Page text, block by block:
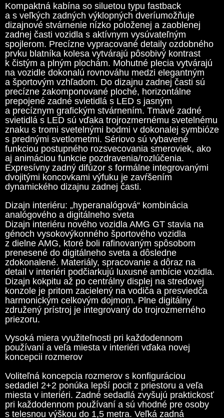
Kompaktná kabína so siluetou typu fastback
a s veľkých zadných výklopných dveríumožňuje
dizajnové stvárnenie nízko položenej a zaoblenej
zadnej časti vozidla s aktívnym vysúvateľným
spojlerom. Precízne vypracované detaily ozdobného
prvku blatníka kolesa vytvárajú pôsobivý kontrast
k čistým a plným plochám. Mohutné plecia vytvárajú
na vozidle dokonalú rovnováhu medzi elegantným
a športovým vzhľadom. Do dizajnu zadnej časti sú
precízne zakomponované ploché, horizontálne
prepojené zadné svietidlá s LED s jasným
a precíznym grafickým stvárnením. Tmavé zadné
svietidlá s LED sú vďaka trojrozmernému svetelnému
znaku s tromi svetelnými bodmi v dokonalej symbióze
s prednými svetlometmi. Sériovo sú vybavené
funkciou postupného rozsvecovania smeroviek, ako
aj animáciou funkcie pozdravenia/rozlúčenia.
Expresívny zadný difúzor s formálne integrovanými
dvojitými koncovkami výfuku je zavŕšením
dynamického dizajnu zadnej časti.
Dizajn interiéru: „hyperanalógová“ kombinácia
analógového a digitálneho sveta
Dizajn interiéru nového vozidla AMG GT stavia na
génoch vysokovýkonného športového vozidla
z dielne AMG, ktoré boli rafinovaným spôsobom
prenesené do digitálneho sveta a dôsledne
zdokonalené. Materiály, spracovanie a dôraz na
detail v interiéri podčiarkujú luxusné ambície vozidla.
Dizajn kokpitu až po centrálny displej na stredovej
konzole je pritom zacielený na vodiča a presviedča
harmonickým celkovým dojmom. Plne digitálny
združený prístroj je integrovaný do trojrozmerného
priezoru.
Vysoká miera využiteľnosti pri každodennom
používaní a veľa miesta v interiéri vďaka novej
koncepcii rozmerov
Voliteľná koncepcia rozmerov s konfiguráciou
sedadiel 2+2 ponúka lepší pocit z priestoru a veľa
miesta v interiéri. Zadné sedadlá zvyšujú praktickosť
pri každodennom používaní a sú vhodné pre osoby
s telesnou výškou do 1,5 metra. Veľká zadná